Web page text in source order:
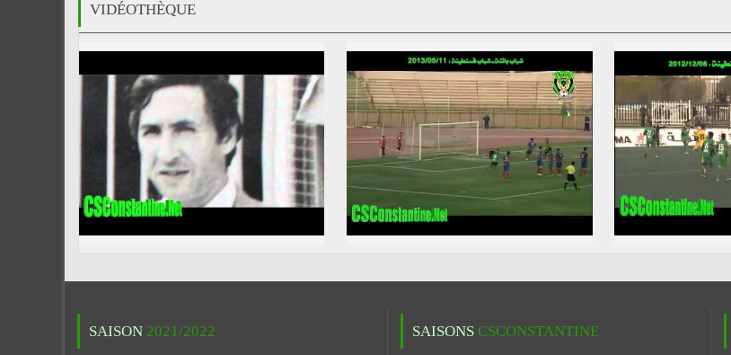
VIDÉOTHÈQUE
SAISON 2021/2022 SAISONS CSCONSTANTINE